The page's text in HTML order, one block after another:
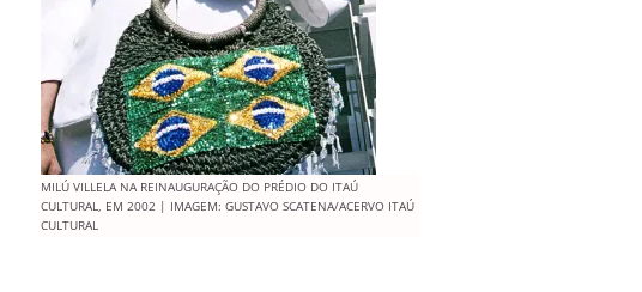
MILÚ VILLELA NA REINAUGURAÇÃO DO PRÉDIO DO ITAÚ
CULTURAL, EM 2002 | IMAGEM: GUSTAVO SCATENA/ACERVO ITAÚ
CULTURAL